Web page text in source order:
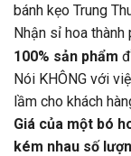
bánh kẹo Trung
Nhận sỉ hoa
100% sản phẩm
Nói KHÔNG với
lầm cho khách
Giá của một bó
kém nhau số